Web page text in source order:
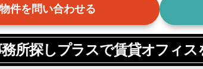
物件を問い合わせる
所探しプラスで賃貸オフィス